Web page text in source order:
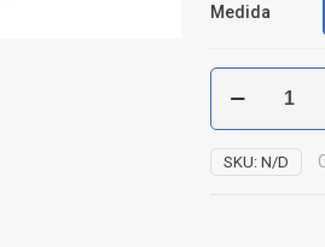
Medida
Tee
Recta
PVC
C-
900
SKU:N/D